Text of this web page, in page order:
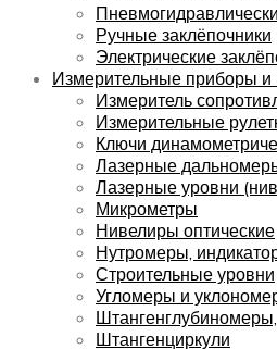
Ручные заклёпочники
Электрические
Измерительные приборы и
Измеритель
Измерительные
Ключи
Лазерные
Лазерные уровни
Микрометры
Нивелиры оптические
Нутромеры,
Строительные уровни
Угломеры и
Штангенциркули